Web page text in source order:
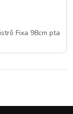
Fixa 98cm pta